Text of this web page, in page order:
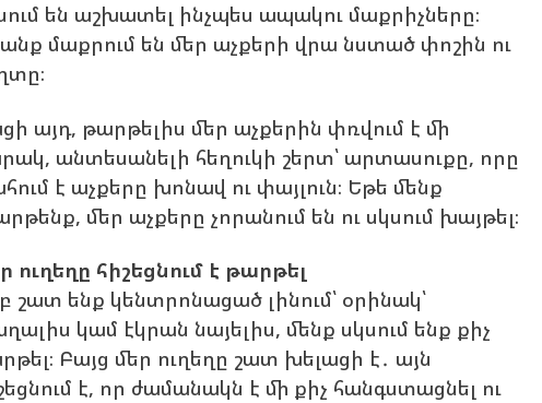
են աշխատել ինչպես ապակու մաքրիչները։
մաքրում են մեր աչքերի վրա նստած փոշին ու
այդ, թարթելիս մեր աչքերին փռվում է մի
անտեսանելի հեղուկի շերտ՝ արտասուքը, որը
է աչքերը խոնավ ու փայլուն։ Եթե մենք
մեր աչքերը չորանում են ու սկսում խայթել։
ուղեղը հիշեցնում է թարթել
շատ ենք կենտրոնացած լինում՝ օրինակ՝
կամ էկրան նայելիս, մենք սկսում ենք քիչ
Բայց մեր ուղեղը շատ խելացի է․ այն
է, որ ժամանակն է մի քիչ հանգստացնել ու